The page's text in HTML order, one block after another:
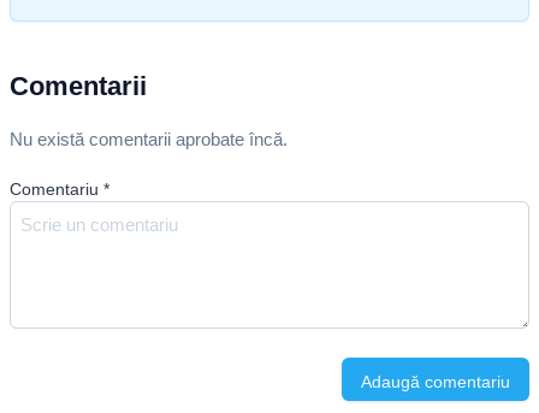
Comentarii
Nu există comentarii aprobate încă.
Comentariu *
Adaugă comentariu